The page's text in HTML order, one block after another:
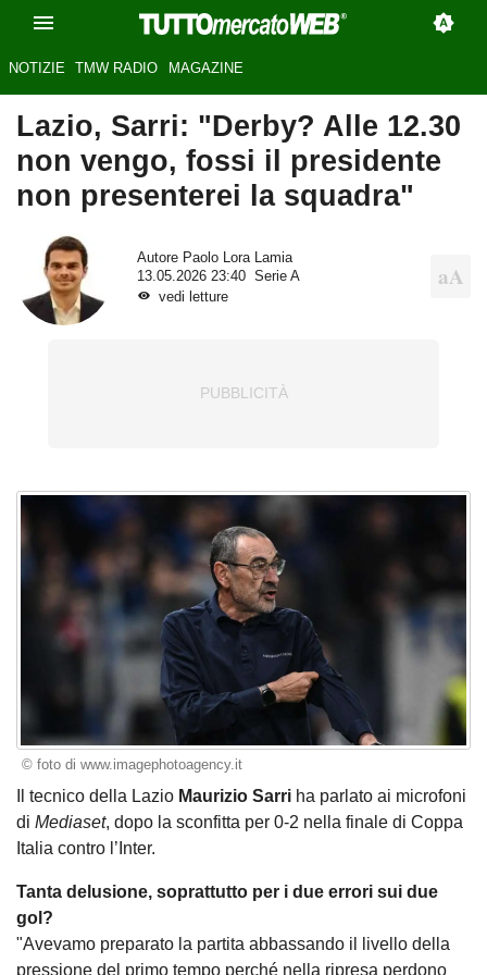
NOTIZIE TMW RADIO MAGAZINE
Lazio, Sarri: "Derby? Alle 12.30
non vengo, fossi il presidente
non presenterei la squadra"
Autore Paolo Lora Lamia
13.05.2026 23:40
Serie A
vedi letture
© foto di www.imagephotoagency.it
Il tecnico della Lazio Maurizio Sarri ha parlato ai microfoni
di Mediaset, dopo la sconfitta per 0-2 nella finale di Coppa
Italia contro l’Inter.
Tanta delusione, soprattutto per i due errori sui due
gol?
"Avevamo preparato la partita abbassando il livello della
pressione del primo tempo perché nella ripresa perdono